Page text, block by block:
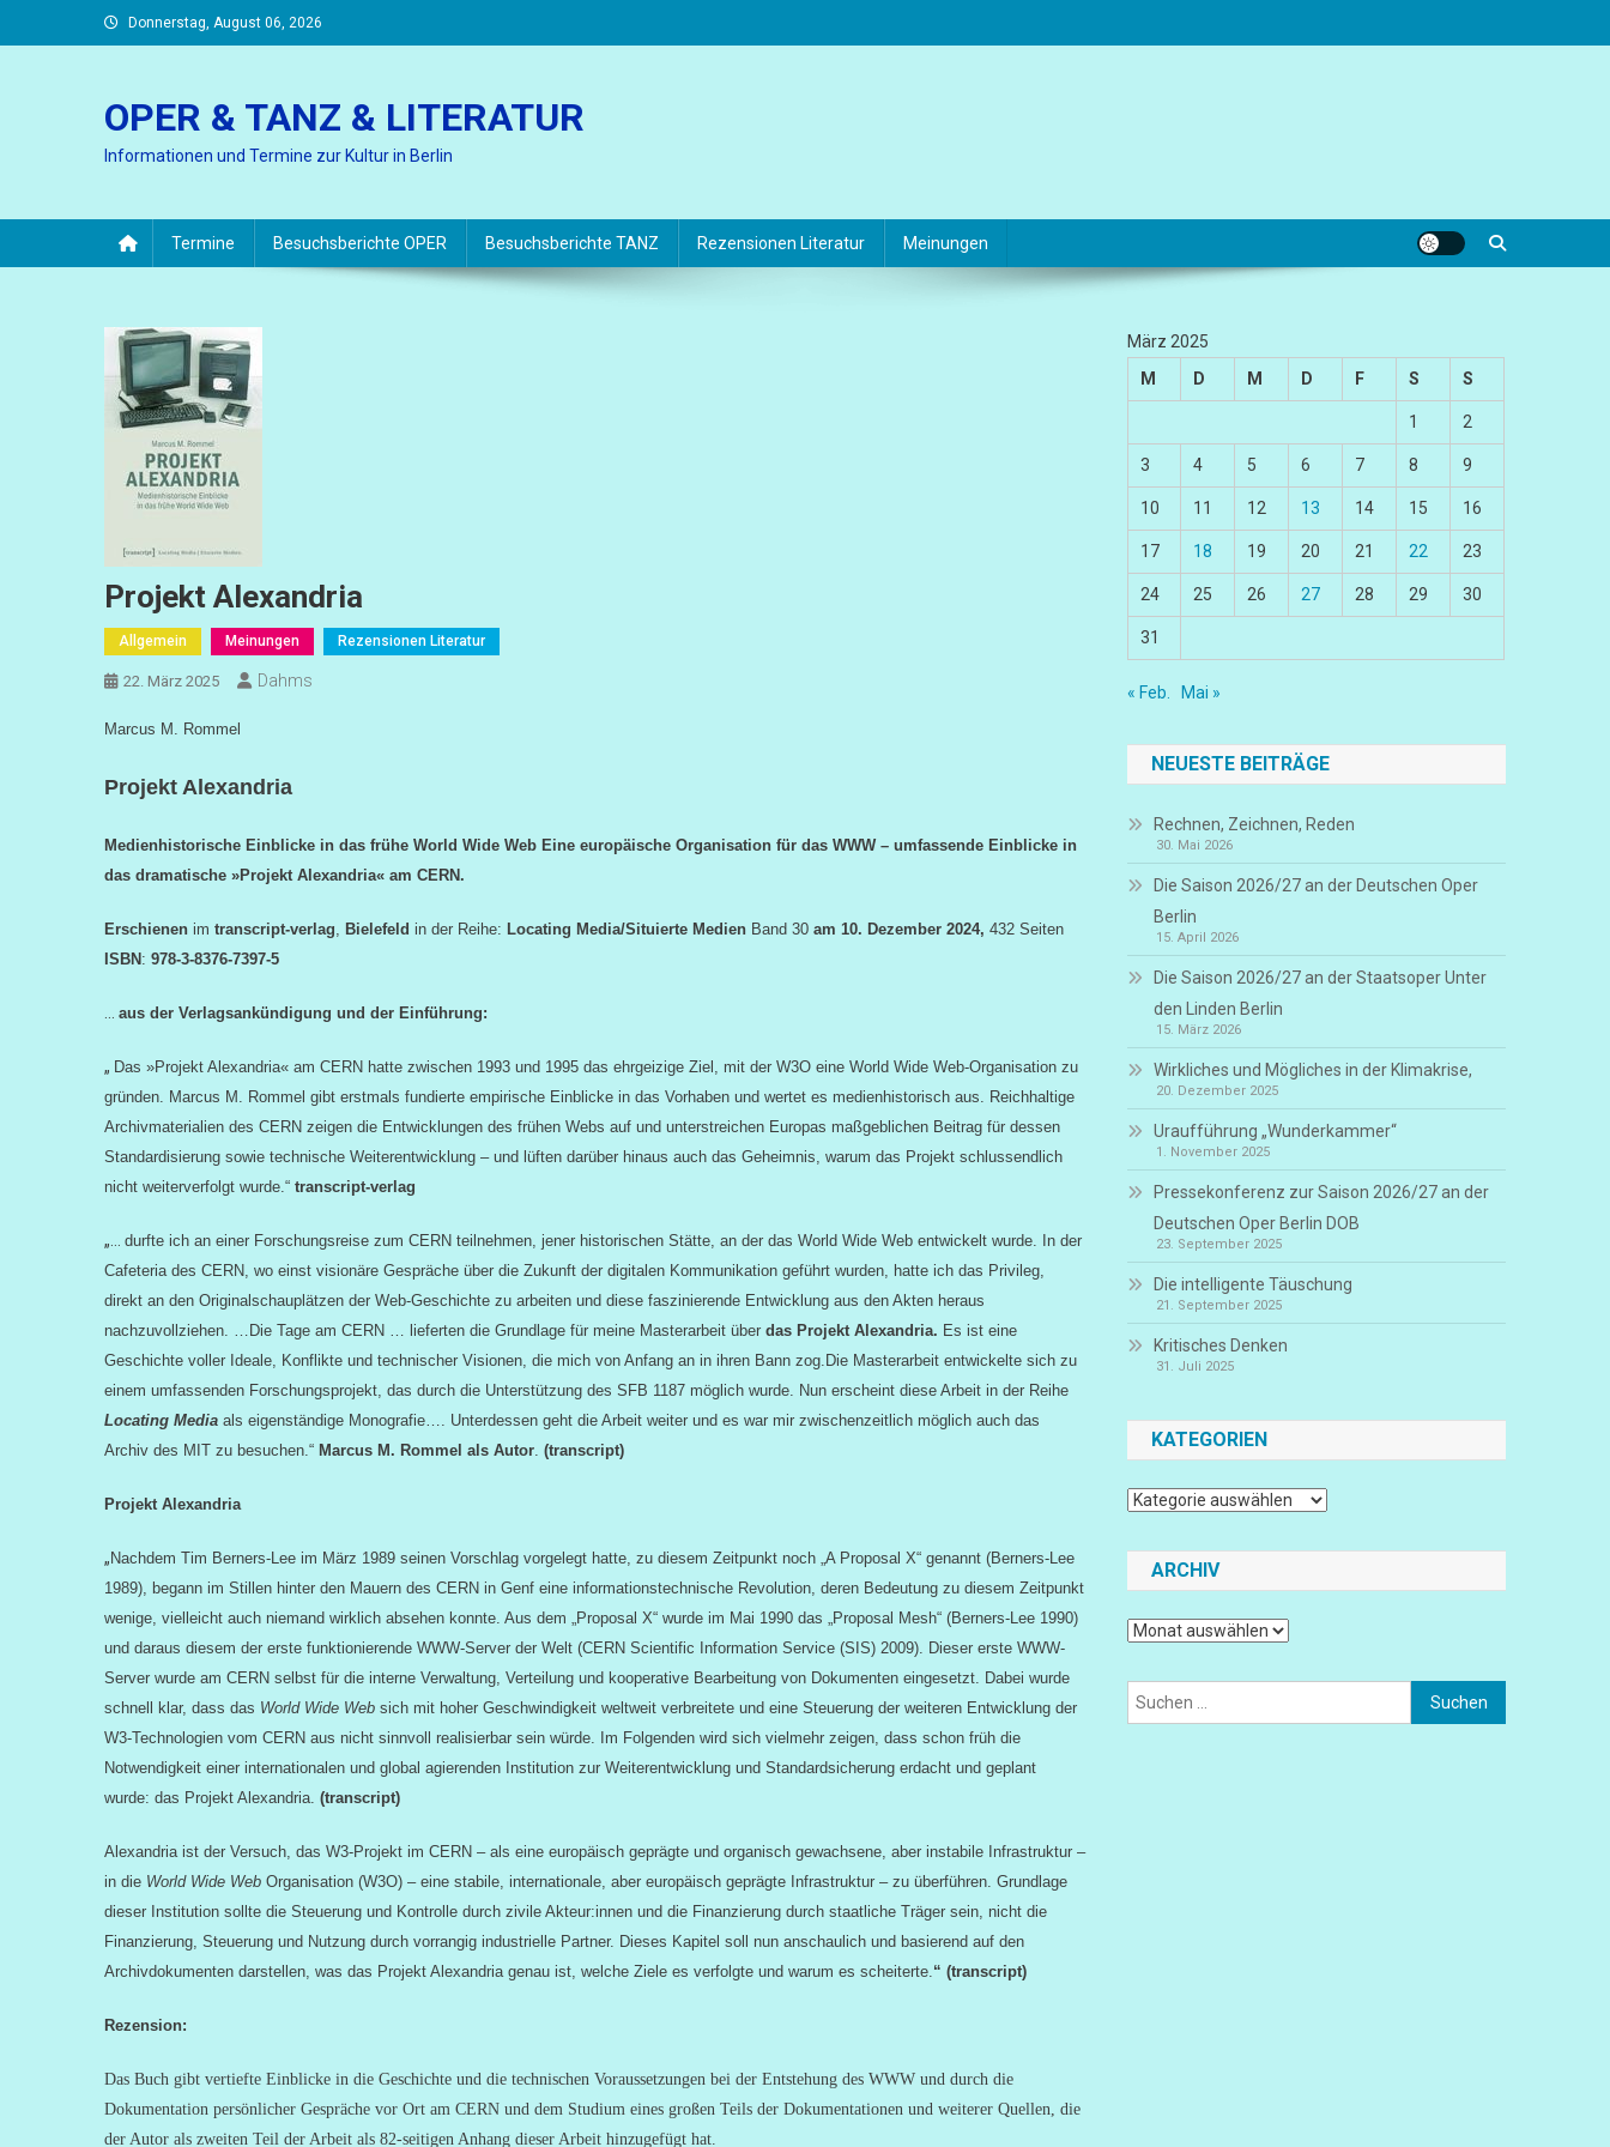
to
Donnerstag, August 06, 2026
OPER & TANZ & LITERATUR
Informationen und Termine zur Kultur in Berlin
Termine Besuchsberichte OPER Besuchsberichte TANZ Rezensionen Literatur Meinungen
Projekt Alexandria
Allgemein Meinungen Rezensionen Literatur
22. März 2025 Dahms
Marcus M. Rommel
Projekt Alexandria
Medienhistorische Einblicke in das frühe World Wide Web Eine europäische Organisation für das WWW – umfassende Einblicke in
das dramatische »Projekt Alexandria« am CERN.
Erschienen im transcript-verlag, Bielefeld in der Reihe: Locating Media/Situierte Medien Band 30 am 10. Dezember 2024, 432 Seiten
ISBN : 978-3-8376-7397-5
aus der Verlagsankündigung und der Einführung:
„ Das »Projekt Alexandria« am CERN hatte zwischen 1993 und 1995 das ehrgeizige Ziel, mit der W3O eine World Wide Web-Organisation zu
gründen. Marcus M. Rommel gibt erstmals fundierte empirische Einblicke in das Vorhaben und wertet es medienhistorisch aus. Reichhaltige
Archivmaterialien des CERN zeigen die Entwicklungen des frühen Webs auf und unterstreichen Europas maßgeblichen Beitrag für dessen
Standardisierung sowie technische Weiterentwicklung – und lüften darüber hinaus auch das Geheimnis, warum das Projekt schlussendlich
nicht weiterverfolgt wurde.“ transcript-verlag
„… durfte ich an einer Forschungsreise zum CERN teilnehmen, jener historischen Stätte, an der das World Wide Web entwickelt wurde. In der
Cafeteria des CERN, wo einst visionäre Gespräche über die Zukunft der digitalen Kommunikation geführt wurden, hatte ich das Privileg,
direkt an den Originalschauplätzen der Web-Geschichte zu arbeiten und diese faszinierende Entwicklung aus den Akten heraus
nachzuvollziehen. … Die Tage am CERN … lieferten die Grundlage für meine Masterarbeit über das Projekt Alexandria. Es ist eine
Geschichte voller Ideale, Konflikte und technischer Visionen, die mich von Anfang an in ihren Bann zog.Die Masterarbeit entwickelte sich zu
einem umfassenden Forschungsprojekt, das durch die Unterstützung des SFB 1187 möglich wurde. Nun erscheint diese Arbeit in der Reihe
Locating Media als eigenständige Monografie…. Unterdessen geht die Arbeit weiter und es war mir zwischenzeitlich möglich auch das
Archiv des MIT zu besuchen.“ Marcus M. Rommel als Autor. (transcript)
Projekt Alexandria
„ Nachdem Tim Berners-Lee im März 1989 seinen Vorschlag vorgelegt hatte, zu diesem Zeitpunkt noch „A Proposal X“ genannt (Berners-Lee
1989), begann im Stillen hinter den Mauern des CERN in Genf eine informationstechnische Revolution, deren Bedeutung zu diesem Zeitpunkt
wenige, vielleicht auch niemand wirklich absehen konnte. Aus dem „Proposal X“ wurde im Mai 1990 das „Proposal Mesh“ (Berners-Lee 1990)
und daraus diesem der erste funktionierende WWW-Server der Welt (CERN Scientific Information Service (SIS) 2009). Dieser erste WWW-
Server wurde am CERN selbst für die interne Verwaltung, Verteilung und kooperative Bearbeitung von Dokumenten eingesetzt. Dabei wurde
schnell klar, dass das World Wide Web sich mit hoher Geschwindigkeit weltweit verbreitete und eine Steuerung der weiteren Entwicklung der
W3-Technologien vom CERN aus nicht sinnvoll realisierbar sein würde. Im Folgenden wird sich vielmehr zeigen, dass schon früh die
Notwendigkeit einer internationalen und global agierenden Institution zur Weiterentwicklung und Standardsicherung erdacht und geplant
wurde: das Projekt Alexandria. (transcript)
Alexandria ist der Versuch, das W3-Projekt im CERN – als eine europäisch geprägte und organisch gewachsene, aber instabile Infrastruktur –
in die World Wide Web Organisation (W3O) – eine stabile, internationale, aber europäisch geprägte Infrastruktur – zu überführen. Grundlage
dieser Institution sollte die Steuerung und Kontrolle durch zivile Akteur:innen und die Finanzierung durch staatliche Träger sein, nicht die
Finanzierung, Steuerung und Nutzung durch vorrangig industrielle Partner. Dieses Kapitel soll nun anschaulich und basierend auf den
Archivdokumenten darstellen, was das Projekt Alexandria genau ist, welche Ziele es verfolgte und warum es scheiterte.“ (transcript)
Rezension:
Das Buch gibt vertiefte Einblicke in die Geschichte und die technischen Voraussetzungen bei der Entstehung des WWW und durch die
Dokumentation persönlicher Gespräche vor Ort am CERN und dem Studium eines großen Teils der Dokumentationen und weiterer Quellen, die
der Autor als zweiten Teil der Arbeit als 82-seitigen Anhang dieser Arbeit hinzugefügt hat.
März 2025
M
D M D F S S
1 2
3 4 5 6 7 8 9
10 11 12 13 14 15 16
17 18 19 20 21 22 23
24 25 26 27 28 29 30
31
« Feb. Mai »
NEUESTE BEITRÄGE
Rechnen, Zeichnen, Reden
30. Mai 2026
Die Saison 2026/27 an der Deutschen Oper
Berlin
15. April 2026
Die Saison 2026/27 an der Staatsoper Unter
den Linden Berlin
15. März 2026
Wirkliches und Mögliches in der Klimakrise,
20. Dezember 2025
Uraufführung „Wunderkammer“
1. November 2025
Pressekonferenz zur Saison 2026/27 an der
Deutschen Oper Berlin DOB
23. September 2025
Die intelligente Täuschung
21. September 2025
Kritisches Denken
31. Juli 2025
KATEGORIEN
Kategorien
ARCHIV
Archiv
Suchen
nach: